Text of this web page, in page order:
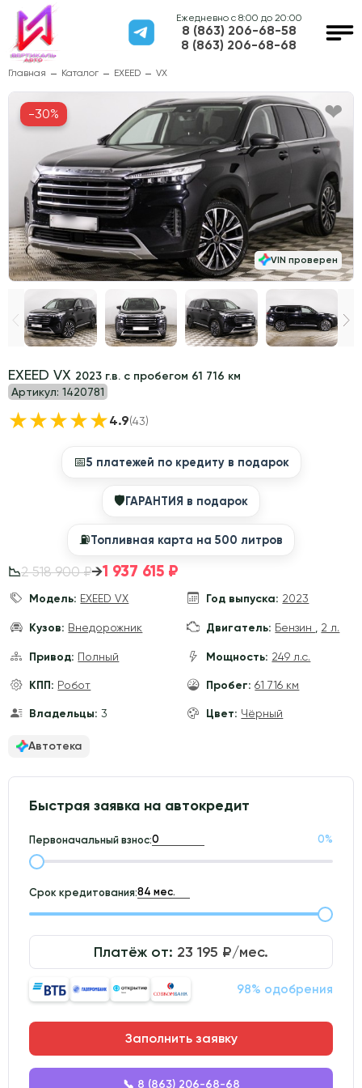
Ежедневно с 8:00 до 20:00
8 (863) 206-68-58
8 (863) 206-68-68
Главная Каталог EXEED VX
EXEED VX 2023 г.в. с пробегом 61 716 км
Артикул: 1420781
★★★★★4.9(43)
📅5 платежей по кредиту в подарок
🛡ГАРАНТИЯ в подарок
⛽️Топливная карта на 500 литров
📉2 518 900 ₽→1 937 615 ₽
Модель: EXEED VX Год выпуска: 2023
Кузов: Внедорожник Двигатель: Бензин 2 л.
Привод: Полный Мощность: 249 л.с.
КПП: Робот Пробег: 61 716 км
Владельцы: 3 Цвет: Чёрный
Автотека
Быстрая заявка на автокредит
Первоначальный взнос: 0%
Срок кредитования:
Платёж от: 23 195 ₽/мес.
98% одобрения
Заполнить заявку
📞 8 (863) 206-68-68
VIN проверен
-30%